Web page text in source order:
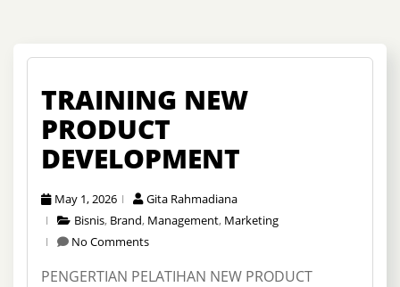
TRAINING NEW
PRODUCT
DEVELOPMENT
May 1, 2026
Gita Rahmadiana
Bisnis, Brand, Management, Marketing
No Comments
PENGERTIAN PELATIHAN NEW PRODUCT